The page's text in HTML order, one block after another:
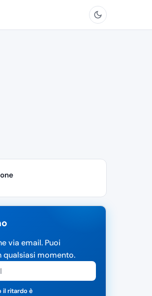
via email. Puoi
qualsiasi momento.
il ritardo è